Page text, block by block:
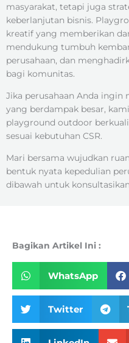
masyarakat, tetapi juga
keberlanjutan bisnis.
kreatif yang memberikan
mendukung tumbuh
perusahaan, dan
bagi komunitas.
Jika perusahaan Anda ingin
yang berdampak besar,
playground outdoor
sesuai kebutuhan CSR.
Mari bersama wujudkan
bentuk nyata kepedulian
dibawah untuk
Bagikan Artikel Ini :
WhatsApp
Twitter